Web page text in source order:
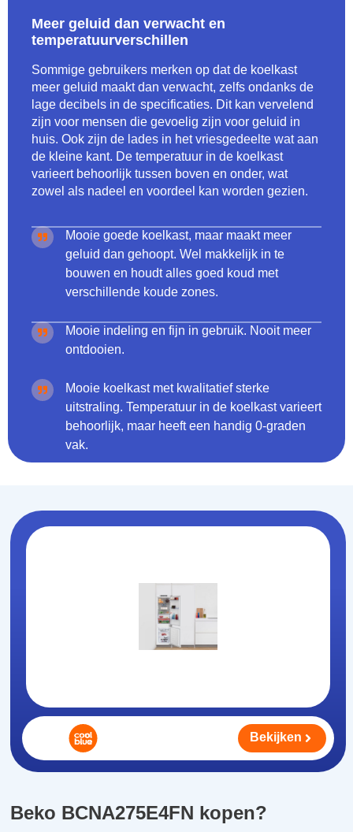
Meer geluid dan verwacht en
temperatuurverschillen
Sommige gebruikers merken op dat de koelkast
meer geluid maakt dan verwacht, zelfs ondanks de
lage decibels in de specificaties. Dit kan vervelend
zijn voor mensen die gevoelig zijn voor geluid in
huis. Ook zijn de lades in het vriesgedeelte wat aan
de kleine kant. De temperatuur in de koelkast
varieert behoorlijk tussen boven en onder, wat
zowel als nadeel en voordeel kan worden gezien.
Mooie goede koelkast, maar maakt meer
geluid dan gehoopt. Wel makkelijk in te
bouwen en houdt alles goed koud met
verschillende koude zones.
Mooie indeling en fijn in gebruik. Nooit meer
ontdooien.
Mooie koelkast met kwalitatief sterke
uitstraling. Temperatuur in de koelkast varieert
behoorlijk, maar heeft een handig 0-graden
vak.
Beko BCNA275E4FN kopen?
Bekijken